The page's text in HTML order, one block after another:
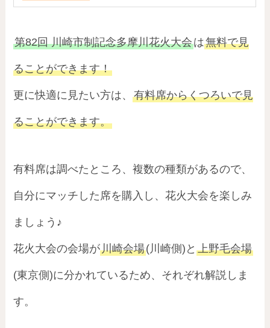
第82回 川崎市制記念多摩川花火大会は無料で見
ることができます！
更に快適に見たい方は、有料席からくつろいで見
ることができます。
有料席は調べたところ、複数の種類があるので、
自分にマッチした席を購入し、花火大会を楽しみ
ましょう♪
花火大会の会場が川崎会場(川崎側)と上野毛会場
(東京側)に分かれているため、それぞれ解説しま
す。